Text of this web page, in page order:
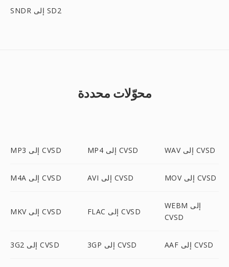
SNDR إلى SD2
محوّلات محددة
MP3 إلى CVSD MP4 إلى CVSD WAV إلى CVSD
M4A إلى CVSD AVI إلى CVSD MOV إلى CVSD
MKV إلى CVSD FLAC إلى CVSD
WEBM إلى
CVSD
3G2 إلى CVSD 3GP إلى CVSD AAF إلى CVSD